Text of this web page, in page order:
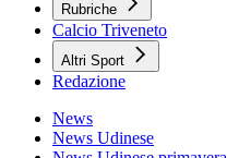
Rubriche
Calcio Triveneto
Altri Sport
Redazione
News
News Udinese